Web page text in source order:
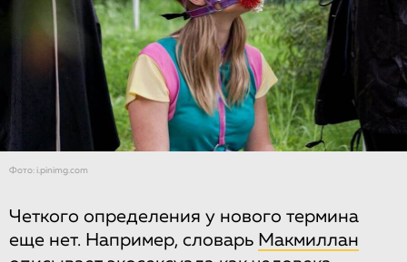
Фото: i.pinimg.com
Четкого определения у нового термина
еще нет. Например, словарь Макмиллан